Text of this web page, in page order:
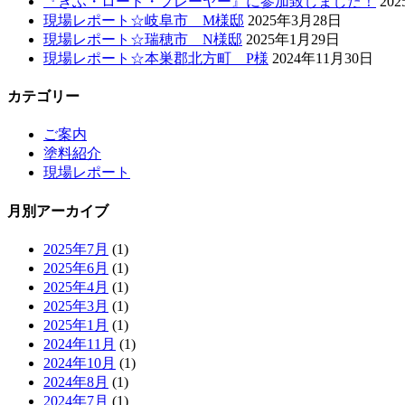
現場レポート☆岐阜市 M様邸 2025年3月28日
現場レポート☆瑞穂市 N様邸 2025年1月29日
現場レポート☆本巣郡北方町 P様 2024年11月30日
カテゴリー
ご案内
塗料紹介
現場レポート
月別アーカイブ
2025年7月 (1)
2025年6月 (1)
2025年4月 (1)
2025年3月 (1)
2025年1月 (1)
2024年11月 (1)
2024年10月 (1)
2024年8月 (1)
2024年7月 (1)